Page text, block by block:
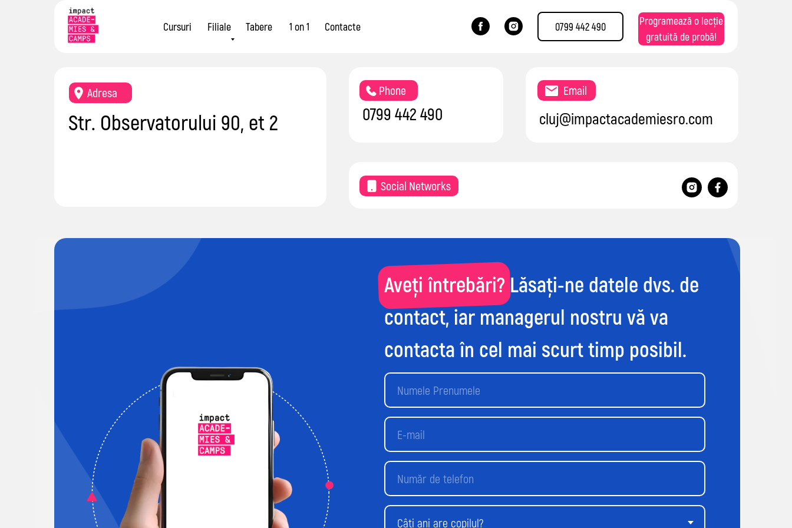
0799 442 490
Cursuri Tabere 1 on 1
Filiale
Programează o lecție
gratuită de probă!
Contacte
0799 442 490
Phone
cluj@impactacademiesro.com
Email
Social Networks
Adresa
Str. Observatorului 90, et 2
Aveți întrebări? Lăsați-ne datele dvs. de
contact, iar managerul nostru vă va
contacta în cel mai scurt timp posibil.